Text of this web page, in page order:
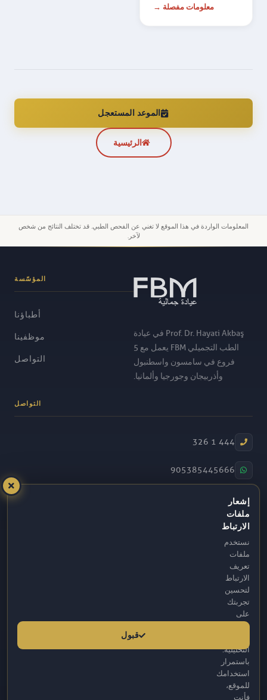
معلومات مفصلة →
الموعد المستعجل
الرئيسية
المعلومات الواردة في هذا الموقع لا تغني عن الفحص الطبي. قد تختلف النتائج من شخص
لآخر.
Prof. Dr. Hayati Akbaş في عيادة
الطب التجميلي FBM يعمل مع 5
فروع في سامسون واسطنبول
وأذربيجان وجورجيا وألمانيا.
المؤسّسة
أطباؤنا
موظفينا
التواصل
التواصل
444 1 326
905385445666
info@fbm.com.tr
08:30 – 17:30
إشعار
ملفات
الارتباط
نستخدم
ملفات
تعريف
الارتباط
لتحسين
تجربتك
على
موقعنا
التحليلية.
باستمرار
استخدامك
للموقع،
فأنت
قبول